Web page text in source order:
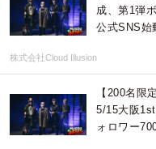
成、第1弾
公式SNS始
株式会社Cloud Illusion
【200名限
5/15大阪
ォロワー